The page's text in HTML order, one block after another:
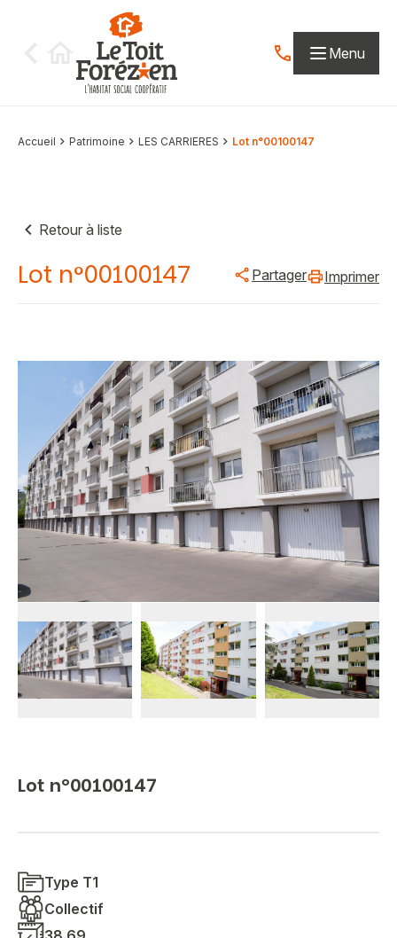
Contactez-nous
Menu
Accueil Patrimoine LES CARRIERES Lot n°00100147
Retour à liste
Lot n°00100147 Partager Imprimer
Lot n°00100147
Type T1
Collectif